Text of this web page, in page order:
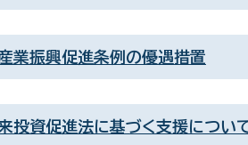
業振興促進条例の優遇措置
投資促進法に基づく支援につい